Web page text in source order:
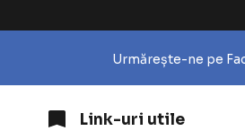
Urmărește-ne pe
Link-uri utile